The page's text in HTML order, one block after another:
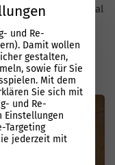
welches Potenzial
und Re-
Damit wollen
gestalten,
sowie für Sie
Mit dem
Sie sich mit
und Re-
Einstellungen
Targeting
jederzeit mit